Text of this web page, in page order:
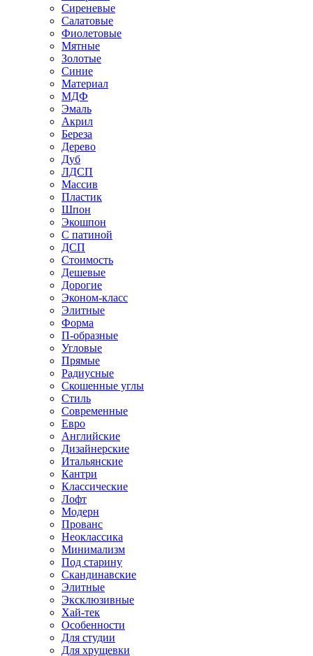
Сиреневые
Салатовые
Фиолетовые
Мятные
Золотые
Синие
Материал
МДФ
Эмаль
Акрил
Береза
Дерево
Дуб
ЛДСП
Массив
Пластик
Шпон
Экошпон
С патиной
ДСП
Стоимость
Дешевые
Дорогие
Эконом-класс
Элитные
Форма
П-образные
Угловые
Прямые
Радиусные
Скошенные углы
Стиль
Современные
Евро
Английские
Дизайнерские
Итальянские
Кантри
Классические
Лофт
Модерн
Прованс
Неоклассика
Минимализм
Под старину
Скандинавские
Элитные
Эксклюзивные
Хай-тек
Особенности
Для студии
Для хрущевки